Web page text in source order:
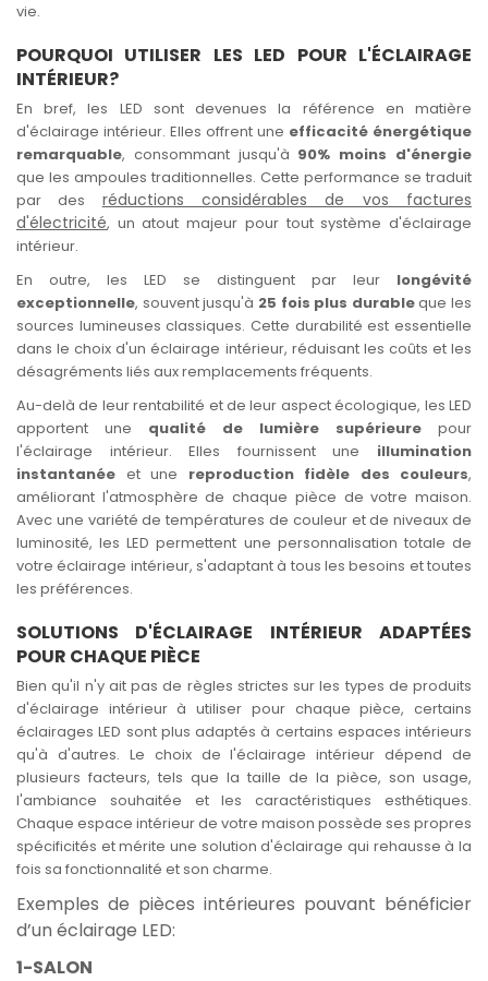
vie.
POURQUOI UTILISER LES LED POUR L'ÉCLAIRAGE
INTÉRIEUR?
En bref, les LED sont devenues la référence en matière
d'éclairage intérieur. Elles offrent une efficacité énergétique
remarquable, consommant jusqu'à 90% moins d'énergie
que les ampoules traditionnelles. Cette performance se traduit
par des réductions considérables de vos factures
d'électricité, un atout majeur pour tout système d'éclairage
intérieur.
En outre, les LED se distinguent par leur longévité
exceptionnelle, souvent jusqu'à 25 fois plus durableque les
sources lumineuses classiques. Cette durabilité est essentielle
dans le choix d'un éclairage intérieur, réduisant les coûts et les
désagréments liés aux remplacements fréquents.
Au-delà de leur rentabilité et de leur aspect écologique, les LED
apportent une qualité de lumière supérieure pour
l'éclairage intérieur. Elles fournissent une illumination
instantanée et une reproduction fidèle des couleurs,
améliorant l'atmosphère de chaque pièce de votre maison.
Avec une variété de températures de couleur et de niveaux de
luminosité, les LED permettent une personnalisation totale de
votre éclairage intérieur, s'adaptant à tous les besoins et toutes
les préférences.
SOLUTIONS D'ÉCLAIRAGE INTÉRIEUR ADAPTÉES
POUR CHAQUE PIÈCE
Bien qu'il n'y ait pas de règles strictes sur les types de produits
d'éclairage intérieur à utiliser pour chaque pièce, certains
éclairages LED sont plus adaptés à certains espaces intérieurs
qu'à d'autres. Le choix de l'éclairage intérieur dépend de
plusieurs facteurs, tels que la taille de la pièce, son usage,
l'ambiance souhaitée et les caractéristiques esthétiques.
Chaque espace intérieur de votre maison possède ses propres
spécificités et mérite une solution d'éclairage qui rehausse à la
fois sa fonctionnalité et son charme.
Exemples de pièces intérieures pouvant bénéficier
d’un éclairage LED:
1-SALON